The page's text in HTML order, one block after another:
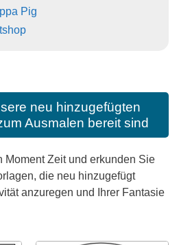
Pig
neu hinzugefügten
Ausmalen bereit sind
Moment Zeit und erkunden Sie
die neu hinzugefügt
anzuregen und Ihrer Fantasie